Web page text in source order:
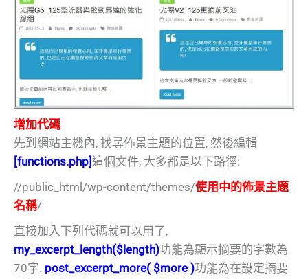
增加代碼
先到網站主機內, 找尋佈景主題的位置, 然後編輯
[functions.php]這個文件, 大多都是以下路徑:
//public_html/wp-content/themes/使用中的佈景主題
名稱/
直接加入下列代碼就可以用了,
my_excerpt_length($length)功能為顯示摘要的字數為
70字. post_excerpt_more( $more )功能為在設定摘要